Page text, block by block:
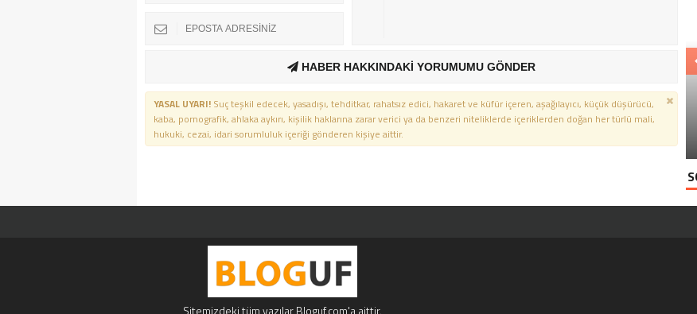
HABER HAKKINDAKİ YORUMUMU GÖNDER
YASAL UYARI! Suç teşkil edecek, yasadışı, tehditkar, rahatsız edici, hakaret ve küfür içeren, aşağılayıcı, küçük düşürücü,
kaba, pornografik, ahlaka aykırı, kişilik haklarına zarar verici ya da benzeri niteliklerde içeriklerden doğan her türlü mali,
hukuki, cezai, idari sorumluluk içeriği gönderen kişiye aittir.
Sitemizdeki tüm yazılar Bloguf.com'a aittir.